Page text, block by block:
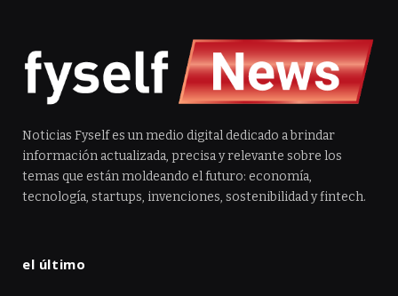
Noticias Fyself es un medio digital dedicado a brindar
información actualizada, precisa y relevante sobre los
temas que están moldeando el futuro: economía,
tecnología, startups, invenciones, sostenibilidad y fintech.
el último